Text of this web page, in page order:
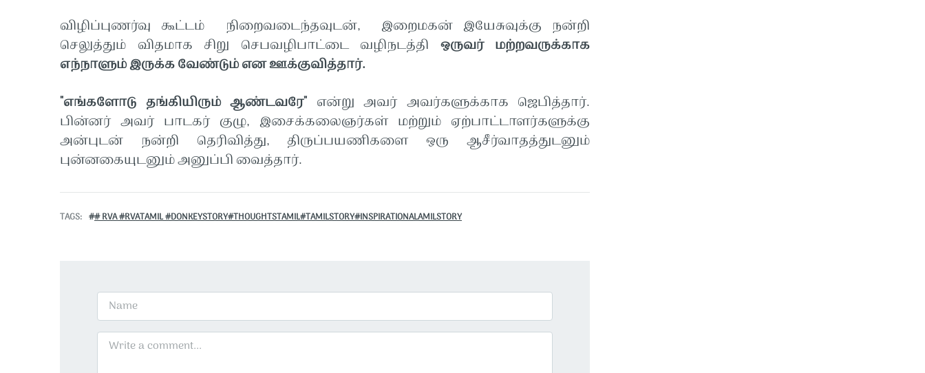
விழிப்புணர்வு கூட்டம் நிறைவடைந்தவுடன், இறைமகன் இயேசுவுக்கு நன்றி
செலுத்தும் விதமாக சிறு செபவழிபாட்டை வழிநடத்தி ஒருவர் மற்றவருக்காக
எந்நாளும் இருக்க வேண்டும் என ஊக்குவித்தார்.
"எங்களோடு தங்கியிரும் ஆண்டவரே" என்று அவர் அவர்களுக்காக ஜெபித்தார்.
பின்னர் அவர் பாடகர் குழு, இசைக்கலைஞர்கள் மற்றும் ஏற்பாட்டாளர்களுக்கு
அன்புடன் நன்றி தெரிவித்து, திருப்பயணிகளை ஒரு ஆசீர்வாதத்துடனும்
புன்னகையுடனும் அனுப்பி வைத்தார்.
TAGS # RVA #RVATAMIL #DONKEYSTORY#THOUGHTSTAMIL#TAMILSTORY#INSPIRATIONALAMILSTORY